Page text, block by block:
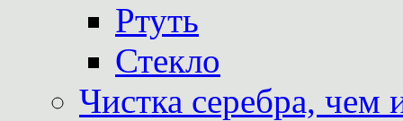
Ртуть
Стекло
Чистка серебра, чем